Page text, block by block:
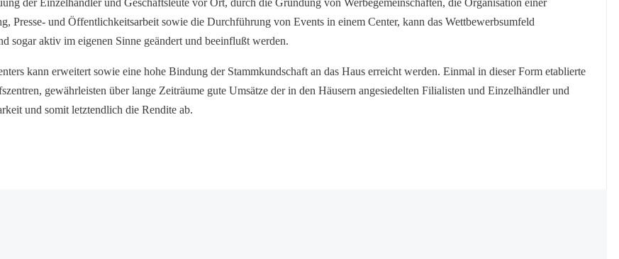
der Einzelhändler und Geschäftsleute vor Ort, durch die Gründung von Werbegemeinschaften, die Organisation einer
Presse- und Öffentlichkeitsarbeit sowie die Durchführung von Events in einem Center, kann das Wettbewerbsumfeld
sogar aktiv im eigenen Sinne geändert und beeinflußt werden.
kann erweitert sowie eine hohe Bindung der Stammkundschaft an das Haus erreicht werden. Einmal in dieser Form etablierte
gewährleisten über lange Zeiträume gute Umsätze der in den Häusern angesiedelten Filialisten und Einzelhändler und
und somit letztendlich die Rendite ab.